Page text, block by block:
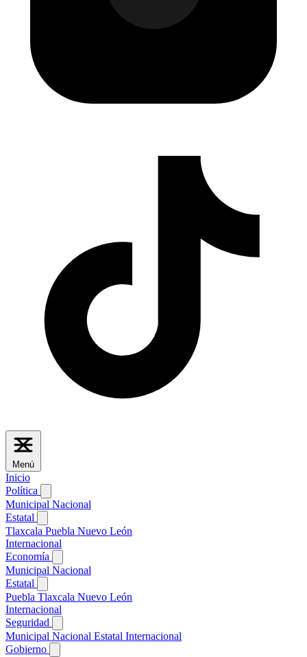
Menú
Inicio
Política
Municipal Nacional
Estatal
Tlaxcala Puebla Nuevo León
Internacional
Economía
Municipal Nacional
Estatal
Puebla Tlaxcala Nuevo León
Internacional
Seguridad
Municipal Nacional Estatal Internacional
Gobierno